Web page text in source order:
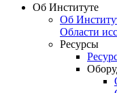
Об Институте
Об
Области
Ресурсы